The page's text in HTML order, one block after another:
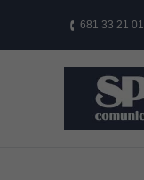
681 33 21 01